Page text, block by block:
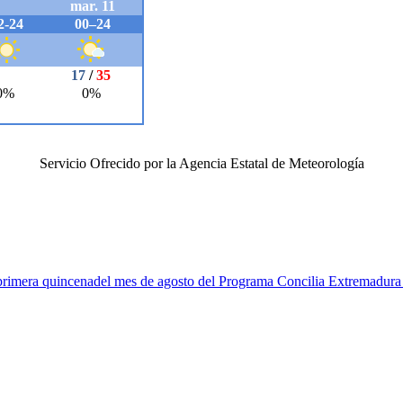
Servicio Ofrecido por la Agencia Estatal de Meteorología
quincenadel mes de agosto del Programa Concilia